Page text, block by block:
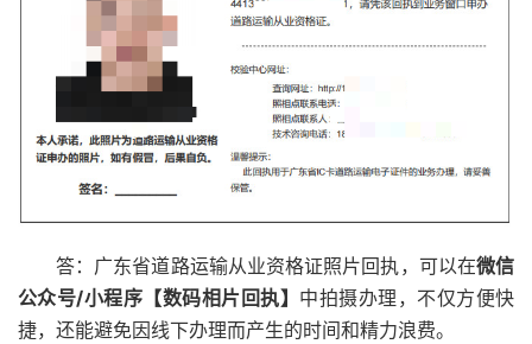
答：广东省道路运输从业资格证照片回执，可以在微信
公众号/小程序【数码相片回执】 中拍摄办理，不仅方便快
捷，还能避免因线下办理而产生的时间和精力浪费。